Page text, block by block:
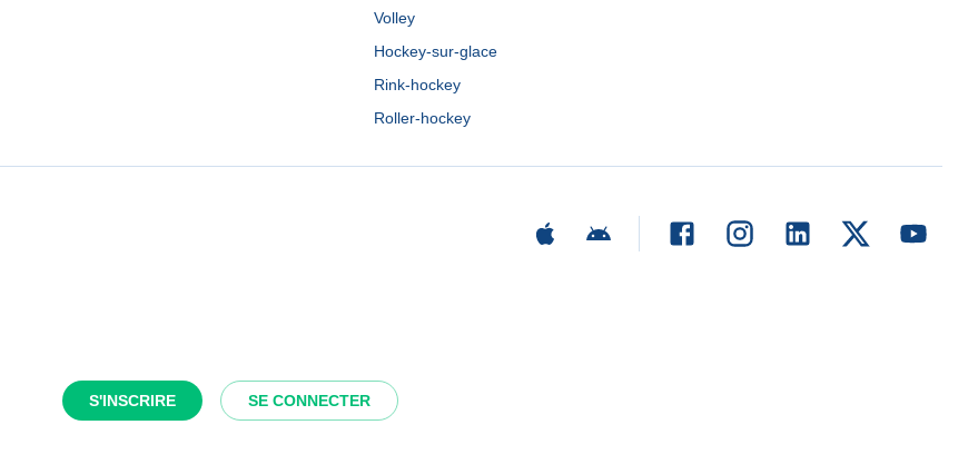
S'INSCRIRE SE CONNECTER
Volley
Hockey-sur-glace
Rink-hockey
Roller-hockey